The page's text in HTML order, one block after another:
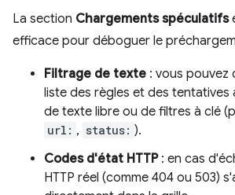
La section Chargements spéculatifs
efficace pour déboguer le
Filtrage de texte : vous pouvez
liste des règles et des tentatives
de texte libre ou de filtres à clé
url: , status: ).
Codes d'état HTTP: en cas
HTTP réel (comme 404 ou 503)